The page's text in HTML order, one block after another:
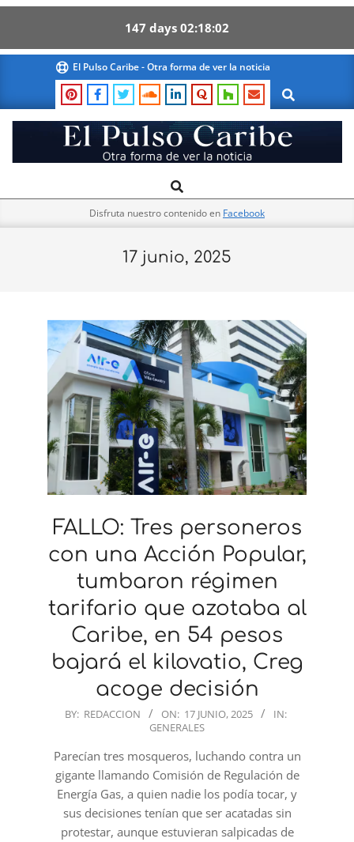
147 days 02 18 01
content
El Pulso Caribe - Otra forma de ver la noticia
Search
El
Pulso
Navigation
Search
Disfruta nuestro contenido en Facebook
17 junio, 2025
FALLO: Tres personeros
con una Acción Popular,
tumbaron régimen
tarifario que azotaba al
Caribe, en 54 pesos
bajará el kilovatio, Creg
acoge decisión
2025-
17
BY: REDACCION ON: 17 JUNIO, 2025
IN:
GENERALES
Parecían tres mosqueros, luchando contra un
gigante llamando Comisión de Regulación de
Energía Gas, a quien nadie los podía tocar, y
sus decisiones tenían que ser acatadas sin
protestar, aunque estuvieran salpicadas de